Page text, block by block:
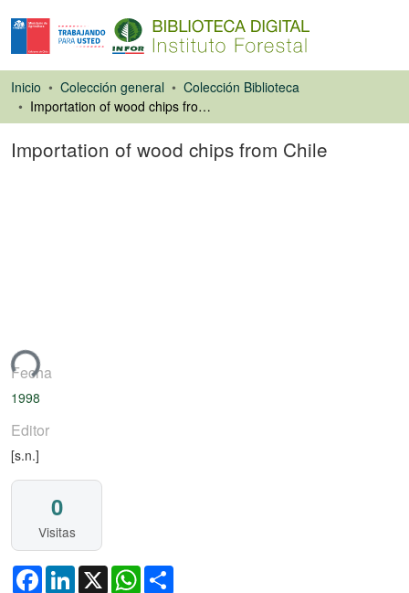
Inicio Colección general
Colección Biblioteca
Importation of wood chips from Chile
Importation of wood chips from Chile
Fecha
1998
Editor
[s.n.]
0
Visitas
FacebookLinkedIn
X WhatsApp